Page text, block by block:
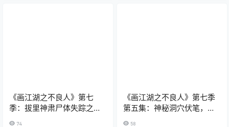
《画江湖之不良人》第七
季：拔里神肃尸体失踪之谜
74
《画江湖之不良人》第七季
第五集：神秘洞穴伏笔，暗
58